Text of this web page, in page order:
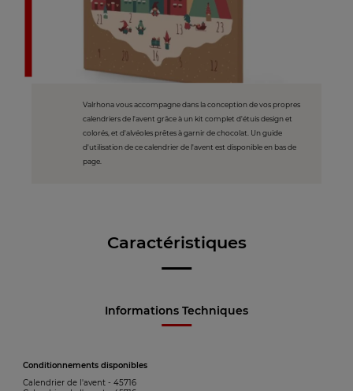
Valrhona vous accompagne dans la conception de vos propres
calendriers de l'avent grâce à un kit complet d'étuis design et
colorés, et d'alvéoles prêtes à garnir de chocolat. Un guide
d'utilisation de ce calendrier de l'avent est disponible en bas de
page.
Caractéristiques
Informations Techniques
Conditionnements disponibles
Calendrier de l'avent - 45716